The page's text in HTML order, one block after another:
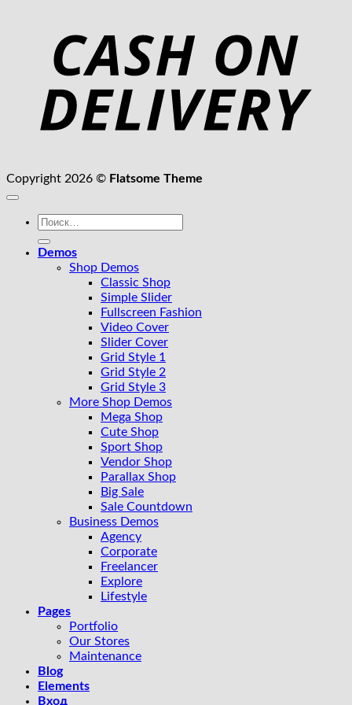
Copyright 2026 © Flatsome Theme
Искать:
Demos
Shop Demos
Classic Shop
Simple Slider
Fullscreen Fashion
Video Cover
Slider Cover
Grid Style 1
Grid Style 2
Grid Style 3
More Shop Demos
Mega Shop
Cute Shop
Sport Shop
Vendor Shop
Parallax Shop
Big Sale
Sale Countdown
Business Demos
Agency
Corporate
Freelancer
Explore
Lifestyle
Pages
Portfolio
Our Stores
Maintenance
Blog
Elements
Вход